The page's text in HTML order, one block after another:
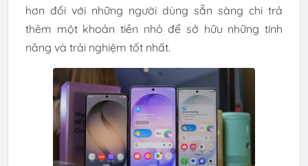
hơn đối với những người dùng sẵn sàng chi trả
thêm một khoản tiền nhỏ để sở hữu những tính
năng và trải nghiệm tốt nhất.